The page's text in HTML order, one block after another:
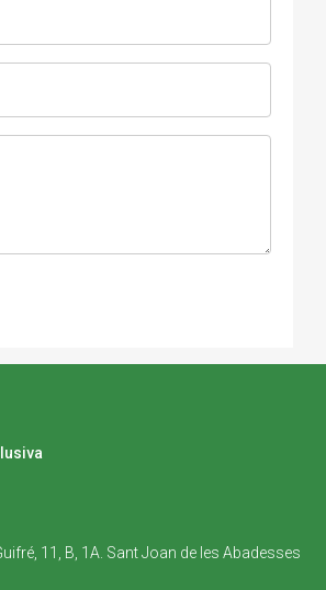
11, B, 1A. Sant Joan de les Abadesses